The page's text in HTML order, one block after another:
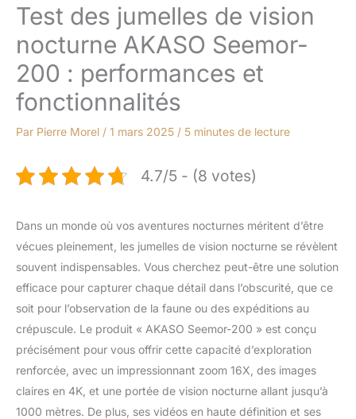
Test des jumelles de vision
nocturne AKASO Seemor-
200 : performances et
fonctionnalités
Par Pierre Morel / 1 mars 2025 / 5 minutes de lecture
4.7/5 - (8 votes)
Dans un monde où vos aventures nocturnes méritent d’être
vécues pleinement, les jumelles de vision nocturne se révèlent
souvent indispensables. Vous cherchez peut-être une solution
efficace pour capturer chaque détail dans l’obscurité, que ce
soit pour l’observation de la faune ou des expéditions au
crépuscule. Le produit « AKASO Seemor-200 » est conçu
précisément pour vous offrir cette capacité d’exploration
renforcée, avec un impressionnant zoom 16X, des images
claires en 4K, et une portée de vision nocturne allant jusqu’à
1000 mètres. De plus, ses vidéos en haute définition et ses